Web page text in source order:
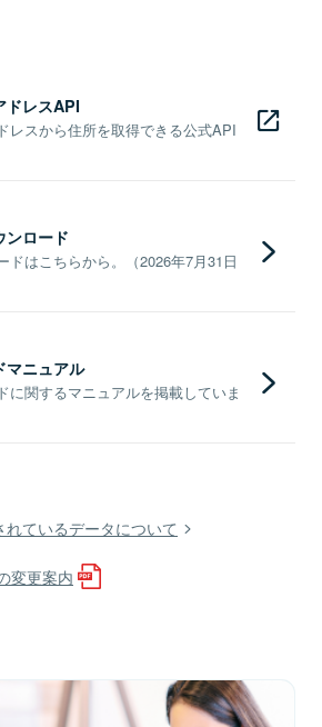
ドレスAPI
レスから住所を取得できる公式API
ンロード
ドはこちらから。（2026年7月31日
マニュアル
に関するマニュアルを掲載していま
ているデータについて
変更案内